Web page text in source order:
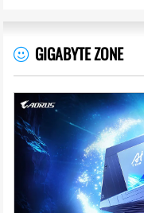
GIGABYTE ZONE